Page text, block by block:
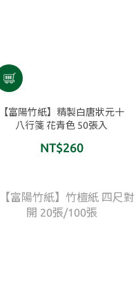
【富陽竹紙】精製白唐狀元十
八行箋 花青色 50張入
NT$260